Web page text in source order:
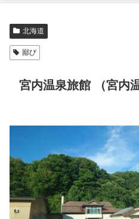
北海道
鄙び
宮内温泉旅館 （宮内